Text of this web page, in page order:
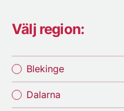
Välj region:
Blekinge
Dalarna